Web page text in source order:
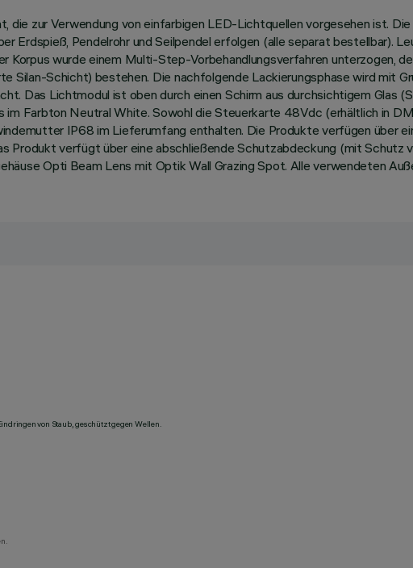
die zur Verwendung von einfarbigen LED-Lichtquellen vorgesehen ist.
Erdspieß, Pendelrohr und Seilpendel erfolgen (alle separat bestellbar).
Korpus wurde einem Multi-Step-Vorbehandlungsverfahren
Silan-Schicht) bestehen. Die nachfolgende Lackierungsphase wird mit
Das Lichtmodul ist oben durch einen Schirm aus durchsichtigem
im Farbton Neutral White. Sowohl die Steuerkarte 48Vdc (erhältlich in
IP68 im Lieferumfang enthalten. Die Produkte verfügen über
Produkt verfügt über eine abschließende Schutzabdeckung (mit
Opti Beam Lens mit Optik Wall Grazing Spot. Alle verwendeten
von Staub, geschützt gegen Wellen.